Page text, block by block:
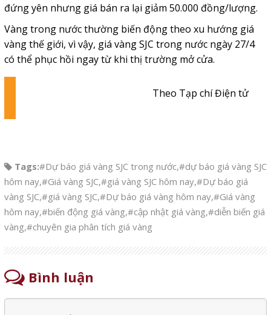
đứng yên nhưng giá bán ra lại giảm 50.000 đồng/lượng.
Vàng trong nước thường biến động theo xu hướng giá
vàng thế giới, vì vậy, giá vàng SJC trong nước ngày 27/4
có thể phục hồi ngay từ khi thị trường mở cửa.
Theo Tạp chí Điện tử
Tags:#Dự báo giá vàng SJC trong nước,#dự báo giá vàng SJC
hôm nay,#Giá vàng SJC,#giá vàng SJC hôm nay,#Dự báo giá
vàng SJC,#giá vàng SJC,#Dự báo giá vàng hôm nay,#Giá vàng
hôm nay,#biến động giá vàng,#cập nhật giá vàng,#diễn biến giá
vàng,#chuyên gia phân tích giá vàng
Bình luận